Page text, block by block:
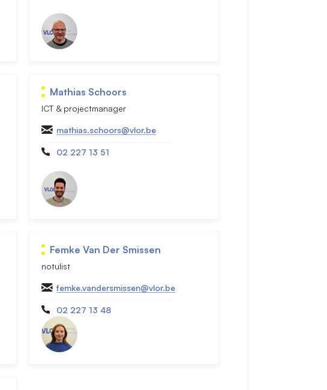
Mathias Schoors
ICT & projectmanager
mathias.schoors@vlor.be
02 227 13 51
Femke Van Der Smissen
notulist
femke.vandersmissen@vlor.be
02 227 13 48